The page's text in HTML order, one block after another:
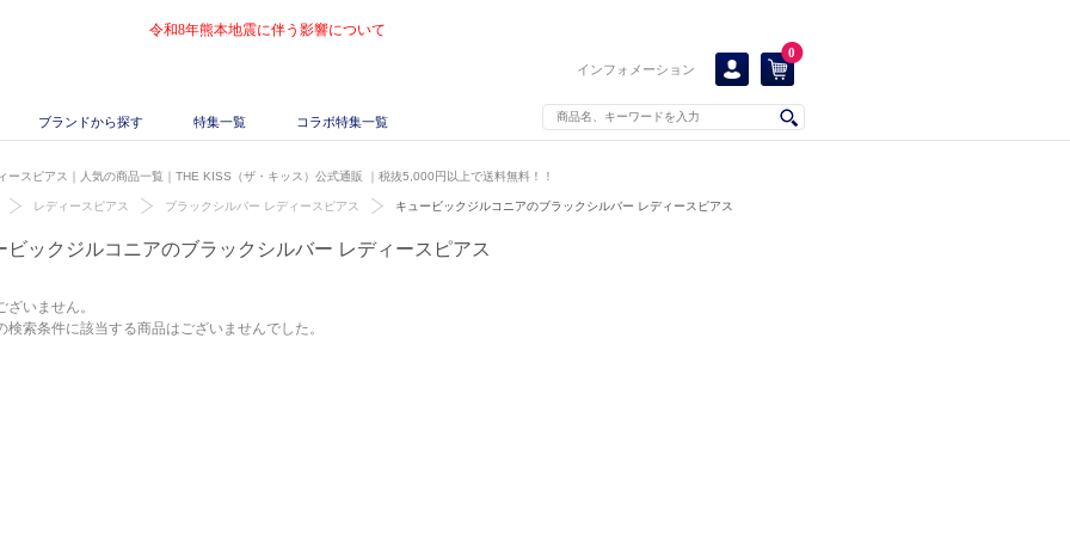
令和8年熊本地震に伴う影響について
インフォメーション
0
ブランドから探す 特集一覧 コラボ特集一覧
ースピアス｜人気の商品一覧｜THE KISS（ザ・キッス）公式通販 ｜税抜5,000円以上で送料無料！！
レディースピアス ブラックシルバー レディースピアス キュービックジルコニアのブラックシルバー レディースピアス
ビックジルコニアのブラックシルバー レディースピアス
ざいません。
検索条件に該当する商品はございませんでした。